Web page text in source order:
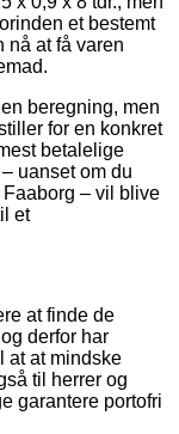
et bestemt
nå at få varen
beregning, men
for en konkret
betalelige
uanset om du
– vil blive
et
at finde de
derfor har
at at mindske
til herrer og
garantere portofri